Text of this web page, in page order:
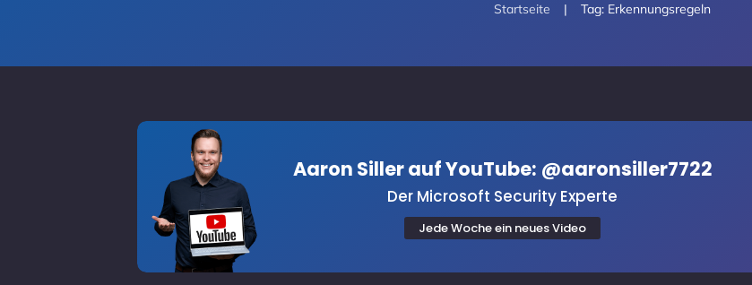
Startseite | Tag: Erkennungsregeln
Aaron Siller auf YouTube: @aaronsiller7722
Der Microsoft Security Experte
Jede Woche ein neues Video